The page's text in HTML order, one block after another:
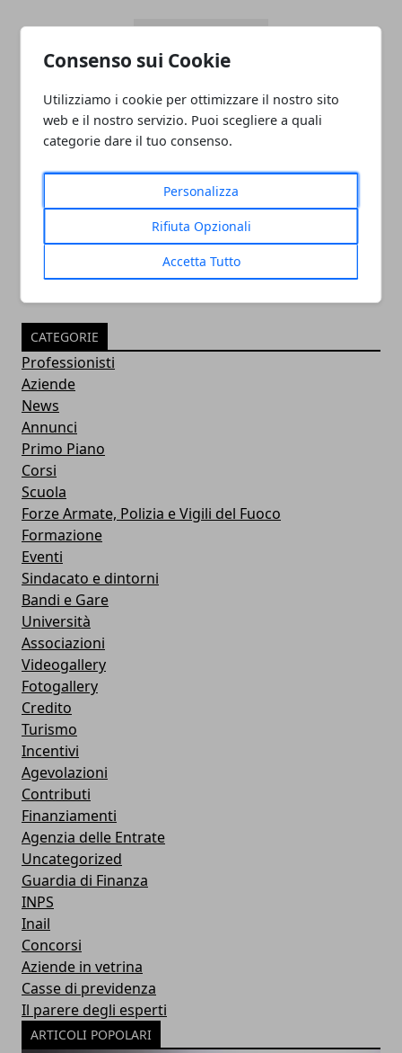
Consenso sui Cookie
Utilizziamo i cookie per ottimizzare il nostro sito
web e il nostro servizio. Puoi scegliere a quali
categorie dare il tuo consenso.
Personalizza
Rifiuta Opzionali
Accetta Tutto
PULITORE COORDINATORE
05/11/2024
CATEGORIE
Professionisti
Aziende
News
Annunci
Primo Piano
Corsi
Scuola
Forze Armate, Polizia e Vigili del Fuoco
Formazione
Eventi
Sindacato e dintorni
Bandi e Gare
Università
Associazioni
Videogallery
Fotogallery
Credito
Turismo
Incentivi
Agevolazioni
Contributi
Finanziamenti
Agenzia delle Entrate
Uncategorized
Guardia di Finanza
INPS
Inail
Concorsi
Aziende in vetrina
Casse di previdenza
Il parere degli esperti
ARTICOLI POPOLARI